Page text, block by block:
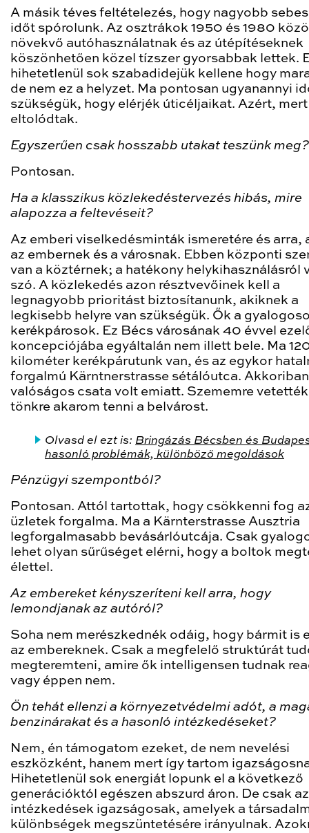
A másik téves feltételezés, hogy nagyobb
időt spórolunk. Az osztrákok 1950 és 1980
növekvő autóhasználatnak és az útépítéseknek
köszönhetően közel tízszer gyorsabbak lettek.
hihetetlenül sok szabadidejük kellene hogy
de nem ez a helyzet. Ma pontosan ugyanannyi
szükségük, hogy elérjék úticéljaikat. Azért,
eltolódtak.
Egyszerűen csak hosszabb utakat teszünk meg?
Pontosan.
Ha a klasszikus közlekedéstervezés hibás, mire
alapozza a feltevéseit?
Az emberi viselkedésminták ismeretére és arra,
az embernek és a városnak. Ebben központi
van a köztérnek; a hatékony helykihasználásról
szó. A közlekedés azon résztvevőinek kell a
legnagyobb prioritást biztosítanunk, akiknek a
legkisebb helyre van szükségük. Ők a
kerékpárosok. Ez Bécs városának 40 évvel
koncepciójába egyáltalán nem illett bele. Ma
kilométer kerékpárutunk van, és az egykor
forgalmú Kärntnerstrasse sétálóutca. Akkoriban
valóságos csata volt emiatt. Szememre
tönkre akarom tenni a belvárost.
Olvasd el ezt is: Bringázás Bécsben és
hasonló problémák, különböző megoldások
Pénzügyi szempontból?
Pontosan. Attól tartottak, hogy csökkenni fog
üzletek forgalma. Ma a Kärnterstrasse Ausztria
legforgalmasabb bevásárlóutcája. Csak
lehet olyan sűrűséget elérni, hogy a boltok
élettel.
Az embereket kényszeríteni kell arra, hogy
lemondjanak az autóról?
Soha nem merészkednék odáig, hogy bármit is
az embereknek. Csak a megfelelő struktúrát
megteremteni, amire ők intelligensen tudnak
vagy éppen nem.
Ön tehát ellenzi a környezetvédelmi adót, a
benzinárakat és a hasonló intézkedéseket?
Nem, én támogatom ezeket, de nem nevelési
eszközként, hanem mert így tartom
Hihetetlenül sok energiát lopunk el a következő
generációktól egészen abszurd áron. De csak
intézkedések igazságosak, amelyek a
különbségek megszüntetésére irányulnak.